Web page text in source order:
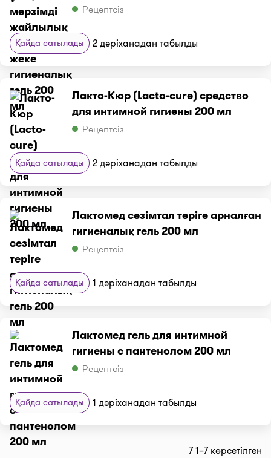
Рецептсіз
Қайда сатылады 2 дәріханадан табылды
Лакто-Кюр (Lacto-cure) средство
для интимной гигиены 200 мл
Рецептсіз
Қайда сатылады 2 дәріханадан табылды
Лактомед сезімтал теріге арналған
гигиеналық гель 200 мл
Рецептсіз
Қайда сатылады 1 дәріханадан табылды
Лактомед гель для интимной
гигиены с пантенолом 200 мл
Рецептсіз
Қайда сатылады 1 дәріханадан табылды
7 1–7 көрсетілген